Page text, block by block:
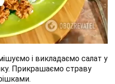
і викладаємо салат у
Прикрашаємо страву